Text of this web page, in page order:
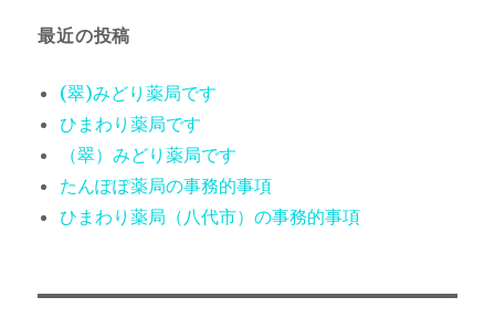
最近の投稿
(翠)みどり薬局です
ひまわり薬局です
（翠）みどり薬局です
たんぽぽ薬局の事務的事項
ひまわり薬局（八代市）の事務的事項